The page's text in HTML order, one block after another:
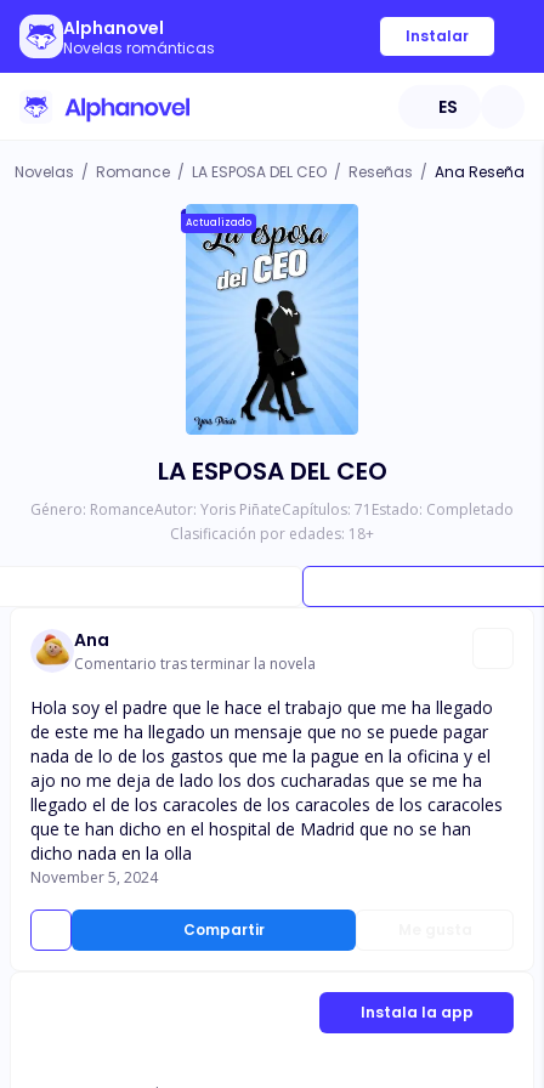
Alphanovel
Novelas románticas
Instalar
ES
Novelas / Romance / LA ESPOSA DEL CEO / Reseñas / Ana Reseña
Actualizado
LA ESPOSA DEL CEO
Género: RomanceAutor: Yoris PiñateCapítulos: 71 Estado: Completado
Clasificación por edades: 18+
Ana
Comentario tras terminar la novela
Compartir
Hola soy el padre que le hace el trabajo que me ha llegado
de este me ha llegado un mensaje que no se puede pagar
nada de lo de los gastos que me la pague en la oficina y el
ajo no me deja de lado los dos cucharadas que se me ha
llegado el de los caracoles de los caracoles de los caracoles
que te han dicho en el hospital de Madrid que no se han
dicho nada en la olla
November 5, 2024
Instala la app